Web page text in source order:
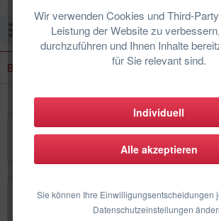
Menü
Wir verwenden Cookies und Third-
Leistung der Website zu
durchzuführen und Ihnen Inhalte
für Sie relevant sind.
Individuell
Alle akzeptieren
Sie können Ihre Einwilligungsentscheidungen
Datenschutzeinstellungen
Bosch Monoblock Wärmepumpe
Bosch Monoblock Wärmepumpe
Topseller